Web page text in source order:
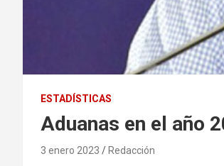
ESTADÍSTICAS
Aduanas en el año
3 enero 2023 Redacción